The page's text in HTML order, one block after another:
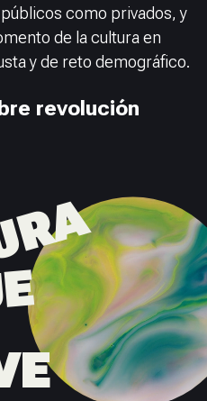
como privados, y
de la cultura en
y de reto demográfico.
revolución